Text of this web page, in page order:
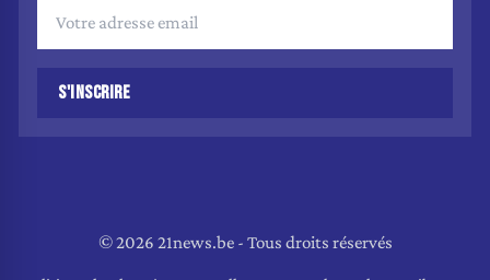
S'INSCRIRE
© 2026 21news.be - Tous droits réservés